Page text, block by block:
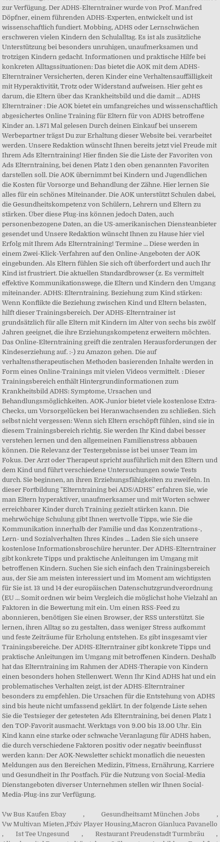
Vw Bus Kaufen Ebay , Gesundheitsamt München Jobs
,
Vw Multivan Mieten ,Ffxiv Player Housing,Macron Gianluca Pavanello
,
Ist Tee Ungesund , Restaurant Freudenstadt Turmbräu
,